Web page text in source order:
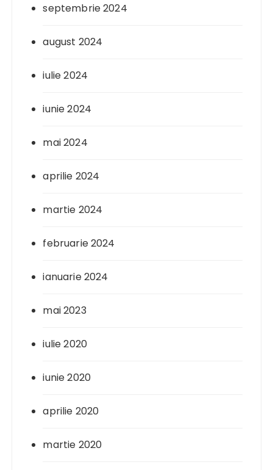
septembrie 2024
august 2024
iulie 2024
iunie 2024
mai 2024
aprilie 2024
martie 2024
februarie 2024
ianuarie 2024
mai 2023
iulie 2020
iunie 2020
aprilie 2020
martie 2020